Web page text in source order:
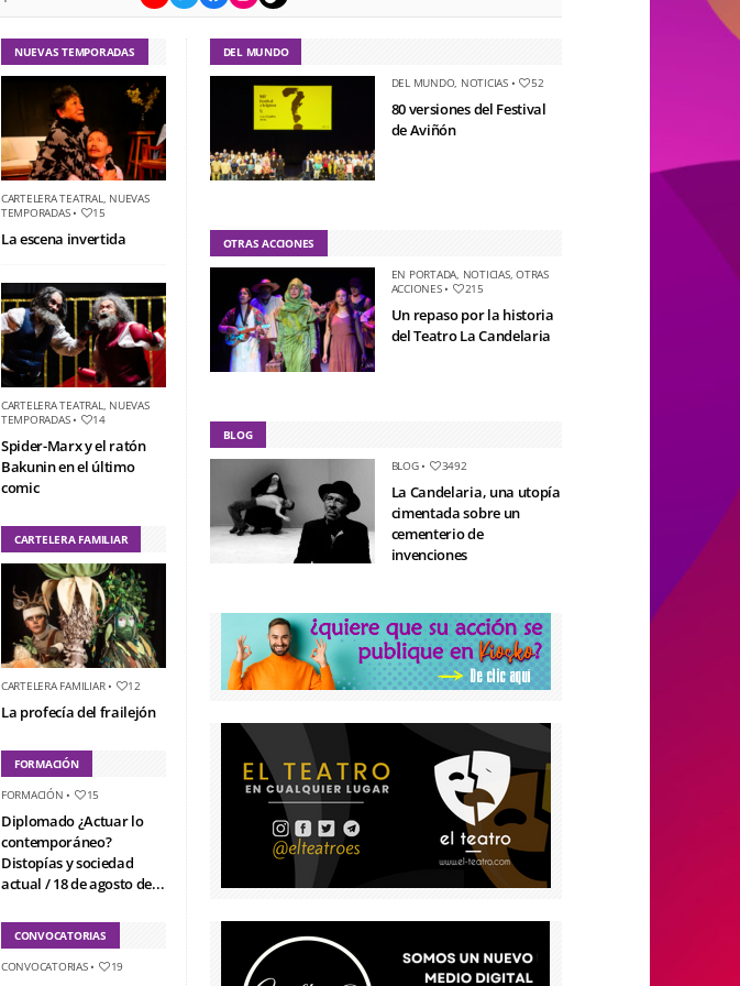
NUEVAS TEMPORADAS
CARTELERA TEATRAL, NUEVAS
TEMPORADAS• 15
La escena invertida
CARTELERA TEATRAL, NUEVAS
TEMPORADAS• 14
Spider-Marx y el ratón
Bakunin en el último
comic
CARTELERA FAMILIAR
CARTELERA FAMILIAR• 12
La profecía del frailejón
FORMACIÓN
FORMACIÓN • 15
Diplomado ¿Actuar lo
contemporáneo?
Distopías y sociedad
actual / 18 de agosto de...
CONVOCATORIAS
CONVOCATORIAS• 19
DEL MUNDO
DEL MUNDO, NOTICIAS• 52
80 versiones del Festival
de Aviñón
OTRAS ACCIONES
EN PORTADA, NOTICIAS,OTRAS
ACCIONES• 215
Un repaso por la historia
del Teatro La Candelaria
BLOG
BLOG• 3492
La Candelaria, una utopía
cimentada sobre un
cementerio de
invenciones